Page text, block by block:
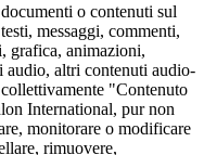
o contenuti sul
messaggi, commenti,
grafica, animazioni,
audio, altri contenuti audio-
"Contenuto
International, pur non
monitorare o modificare
rimuovere,